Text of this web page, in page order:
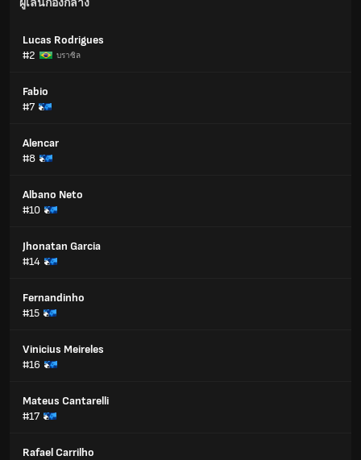
ผู้เล่นกองกลาง
Lucas Rodrigues
#2
บราซิล
Fabio
#7
Alencar
#8
Albano Neto
#10
Jhonatan Garcia
#14
Fernandinho
#15
Vinicius Meireles
#16
Mateus Cantarelli
#17
Rafael Carrilho